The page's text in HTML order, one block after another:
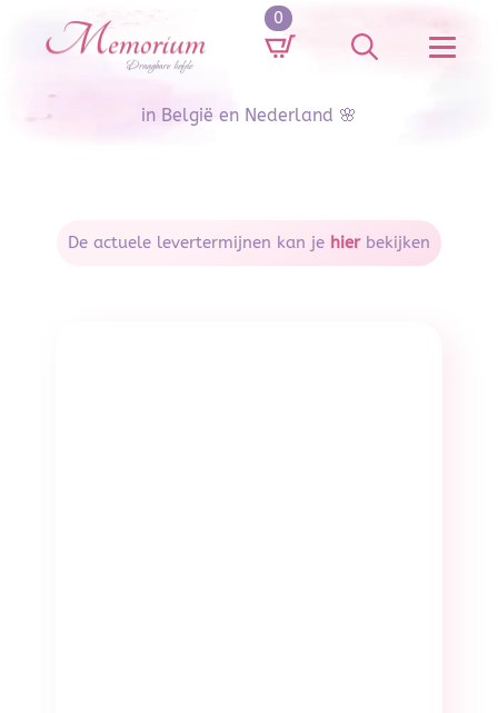
0
for:
in België en Nederland 🌸
De actuele levertermijnen kan je hier bekijken